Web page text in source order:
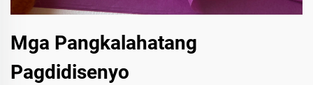
Mga Pangkalahatang
Pagdidisenyo